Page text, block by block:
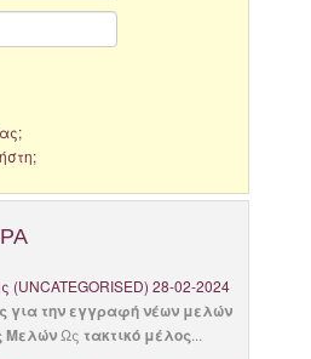
(UNCATEGORISED) 28-02-2024
για την εγγραφή νέων μελών
Μελών Ως τακτικό μέλος...